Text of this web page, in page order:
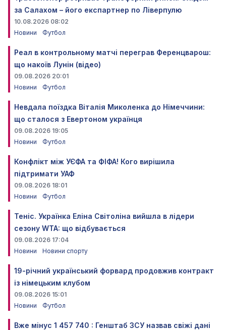
за Салахом – його експартнер по Ліверпулю
10.08.2026 08:02
Новини
Футбол
Реал в контрольному матчі переграв Ференцварош:
що накоїв Лунін (відео)
09.08.2026 20:01
Новини
Футбол
Невдала поїздка Віталія Миколенка до Німеччини:
що сталося з Евертоном українця
09.08.2026 19:05
Новини
Футбол
Конфлікт між УЄФА та ФІФА! Кого вирішила
підтримати УАФ
09.08.2026 18:01
Новини
Футбол
Теніс. Українка Еліна Світоліна вийшла в лідери
сезону WTA: що відбувається
09.08.2026 17:04
Новини
Новини спорту
19-річний український форвард продовжив контракт
із німецьким клубом
09.08.2026 15:01
Новини
Футбол
Вже мінус 1 457 740 : Генштаб ЗСУ назвав свіжі дані